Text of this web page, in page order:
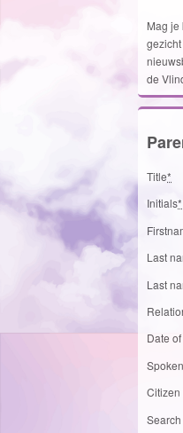
Mag je
de
Title*
Initials*
Last
Last
Date
Citizen